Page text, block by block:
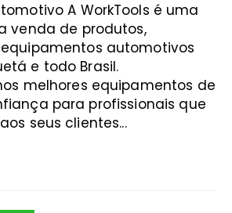
A WorkTools é uma
venda de produtos,
automotivos
e todo Brasil.
melhores equipamentos de
para profissionais que
seus clientes...